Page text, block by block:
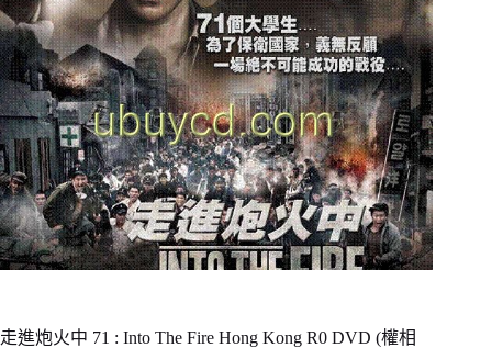
走進炮火中 71 : Into The Fire Hong Kong R0 DVD (權相